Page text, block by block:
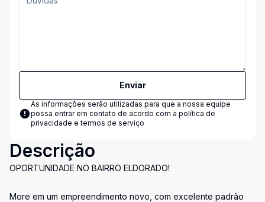
Enviar
As informações serão utilizadas para que a nossa equipe
possa entrar em contato de acordo com a política de
privacidade e termos de serviço
Descrição
OPORTUNIDADE NO BAIRRO ELDORADO!
More em um empreendimento novo, com excelente padrão